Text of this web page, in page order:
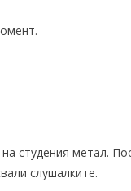
студения метал.
слушалките.